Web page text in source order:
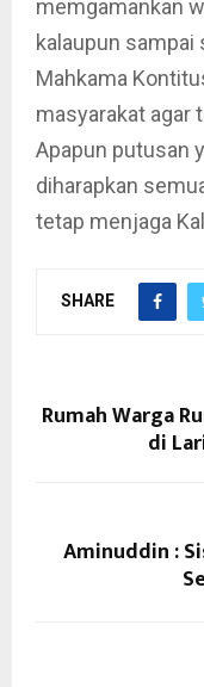
memgamankan
kalaupun
Mahkama
masyarakat agar
Apapun putusan
diharapkan
tetap menjaga
SHARE
Rumah Warga
di
Aminuddin :